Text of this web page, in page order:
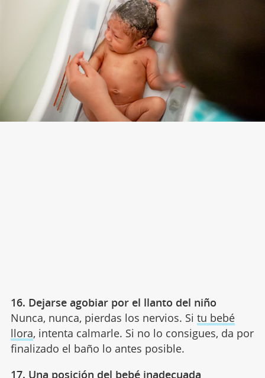
16. Dejarse agobiar por el llanto del niño
Nunca, nunca, pierdas los nervios. Si tu bebé
llora, intenta calmarle. Si no lo consigues, da por
finalizado el baño lo antes posible.
17. Una posición del bebé inadecuada